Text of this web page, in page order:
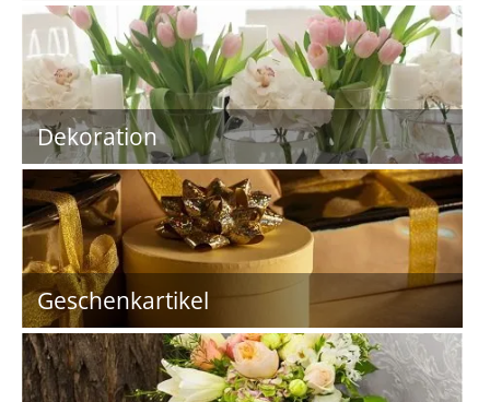
Dekoration
Geschenkartikel